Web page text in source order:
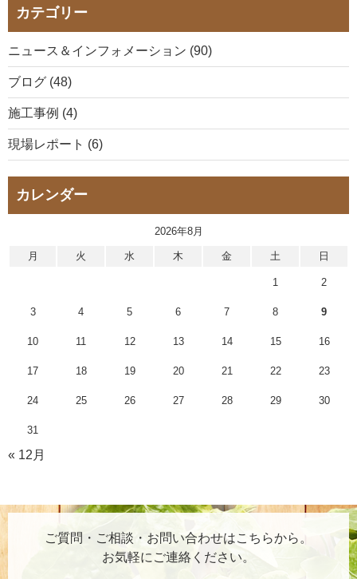
カテゴリー
ニュース＆インフォメーション (90)
ブログ (48)
施工事例 (4)
現場レポート (6)
カレンダー
2026年8月
月 火 水 木 金 土 日
1 2
3 4 5 6 7 8 9
10 11 12 13 14 15 16
17 18 19 20 21 22 23
24 25 26 27 28 29 30
31
« 12月
ご質問・ご相談・お問い合わせはこちらから。
お気軽にご連絡ください。